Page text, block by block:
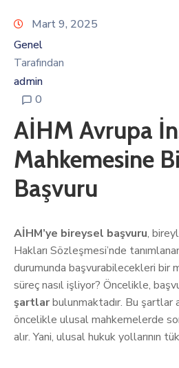
Mart 9, 2025
Genel
Tarafından
admin
0
AİHM Avrupa
Mahkemesine
Başvuru
AİHM’ye bireysel başvuru,
Hakları Sözleşmesi’nde
durumunda başvurabilecekleri bir
süreç nasıl işliyor? Öncelikle,
şartlarbulunmaktadır. Bu şartlar
öncelikle ulusal mahkemelerde
alır. Yani, ulusal hukuk yollarının